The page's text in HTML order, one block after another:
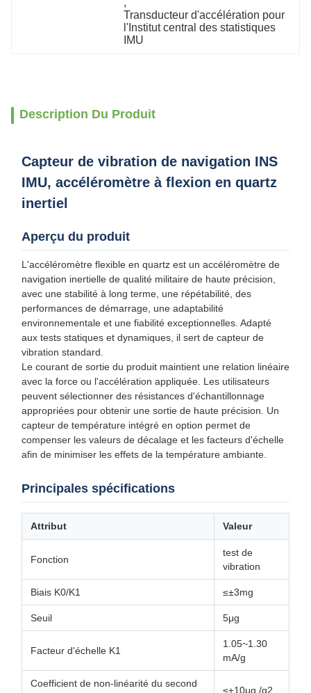
,
Transducteur d'accélération pour
l'Institut central des statistiques
IMU
Description Du Produit
Capteur de vibration de navigation INS
IMU, accéléromètre à flexion en quartz
inertiel
Aperçu du produit
L'accéléromètre flexible en quartz est un accéléromètre de
navigation inertielle de qualité militaire de haute précision,
avec une stabilité à long terme, une répétabilité, des
performances de démarrage, une adaptabilité
environnementale et une fiabilité exceptionnelles. Adapté
aux tests statiques et dynamiques, il sert de capteur de
vibration standard.
Le courant de sortie du produit maintient une relation linéaire
avec la force ou l'accélération appliquée. Les utilisateurs
peuvent sélectionner des résistances d'échantillonnage
appropriées pour obtenir une sortie de haute précision. Un
capteur de température intégré en option permet de
compenser les valeurs de décalage et les facteurs d'échelle
afin de minimiser les effets de la température ambiante.
Principales spécifications
Attribut Valeur
Fonction
test de
vibration
Biais K0/K1 ≤±3mg
Seuil 5μg
Facteur d'échelle K1
1.05~1.30
mA/g
Coefficient de non-linéarité du second
≤±10μg /g2